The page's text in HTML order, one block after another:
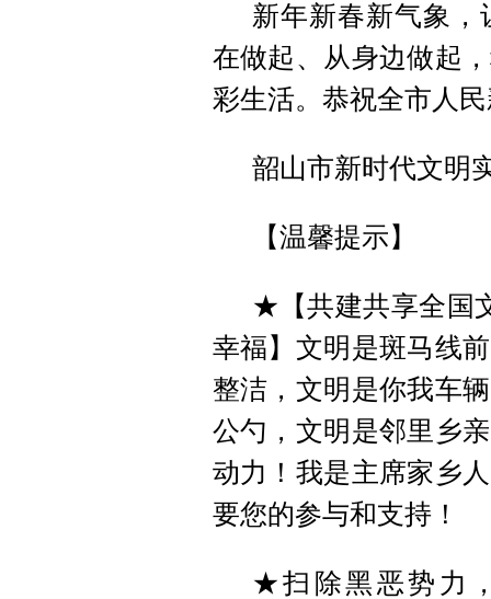
新年新春新气象
在做起、从身边做起
彩生活。恭祝全市人
韶山市新时代文明
【温馨提示】
★【共建共享全国
幸福】文明是斑马线
整洁，文明是你我车
公勺，文明是邻里乡
动力！我是主席家乡
要您的参与和支持！
★扫除黑恶势力